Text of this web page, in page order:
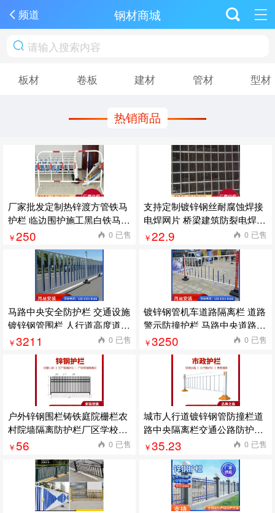
频道 钢材商城
板材 卷板 建材 管材 型材
热销商品
厂家批发定制热锌渡方管铁马
护栏 临边围护施工黑白铁马护
栏 10件起订
￥250 0 已售
支持定制镀锌钢丝耐腐蚀焊接
电焊网片 桥梁建筑防裂电焊网
片 10平方米起订
￥22.9 0 已售
马路中央安全防护栏 交通设施
镀锌钢管围栏 人行道高度道路
护栏 50米起批
￥3211 0 已售
镀锌钢管机车道路隔离栏 道路
警示防撞护栏 马路中央道路防
护栏 50米起批
￥3250 0 已售
户外锌钢围栏铸铁庭院栅栏农
村院墙隔离防护栏厂区学校铁
栏杆现货 1件起批
￥56 0 已售
城市人行道镀锌钢管防撞栏道
路中央隔离栏交通公路防护栏
样式齐全 1套起批
￥35.23 0 已售